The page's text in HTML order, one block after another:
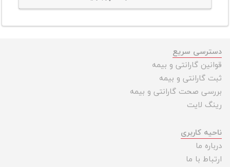
دسترسی سریع
قوانین گارانتی و بیمه
ثبت گارانتی و بیمه
بررسی صحت گارانتی و بیمه
رینگ لایت
ناحیه کاربری
درباره ما
ارتباط با ما